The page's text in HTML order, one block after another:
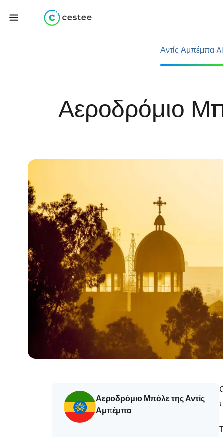
Αντίς Αμπέμπα
Αεροδρόμιο
Αεροδρόμιο Μπόλε της Αντίς
Αμπέμπα